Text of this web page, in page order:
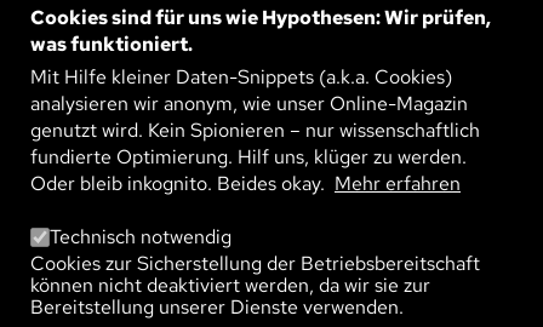
Heute Parkhaus, morgen Büros, übermorgen
Wohnungen. Jürgen Graf entwickelt langlebige
Holzkonstruktionen, die sich immer wieder neu
erfinden. Seine ...
WEITERLESEN
Bild DIE MASCHINE DENKT NICHT MIT
Intelligenz (KI) im Sinne der Menschen zu
gestalten. Im Interview erklärt die
Informatikprofessorin und ...
WEITERLESEN
Cookies sind für uns wie Hypothesen: Wir prüfen,
was funktioniert.
Mit Hilfe kleiner Daten-Snippets (a.k.a. Cookies)
analysieren wir anonym, wie unser Online-Magazin
genutzt wird. Kein Spionieren – nur wissenschaftlich
fundierte Optimierung. Hilf uns, klüger zu werden.
Oder bleib inkognito. Beides okay. Mehr erfahren
Technisch notwendig
Cookies zur Sicherstellung der Betriebsbereitschaft
können nicht deaktiviert werden, da wir sie zur
Bereitstellung unserer Dienste verwenden.